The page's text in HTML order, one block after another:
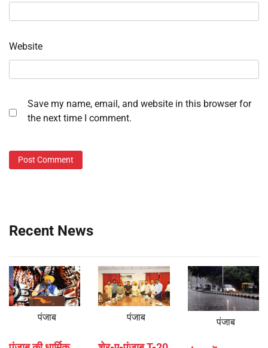
Website
Save my name, email, and website in this browser for
the next time I comment.
Recent News
पंजाब पंजाब पंजाब